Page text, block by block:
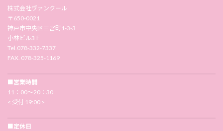
株式会社ヴァンクール
〒650-0021
神戸市中央区三宮町1-3-3
小林ビル3Ｆ
Tel.078-332-7337
FAX. 078-325-1169
■営業時間
11：00〜20：30
< 受付 19:00 >
■定休日